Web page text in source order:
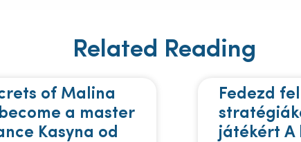
Related Reading
of Malina
a master
Kasyna od
Fedezd
játékért A